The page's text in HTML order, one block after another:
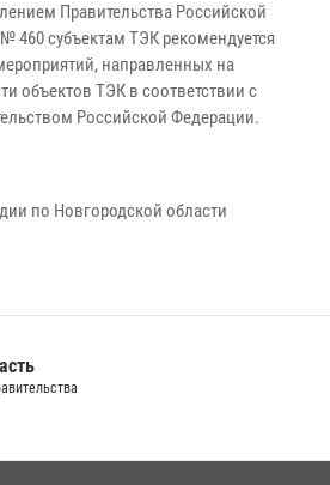
Правительства Российской
460 субъектам ТЭК рекомендуется
направленных на
объектов ТЭК в соответствии с
Российской Федерации.
по Новгородской области